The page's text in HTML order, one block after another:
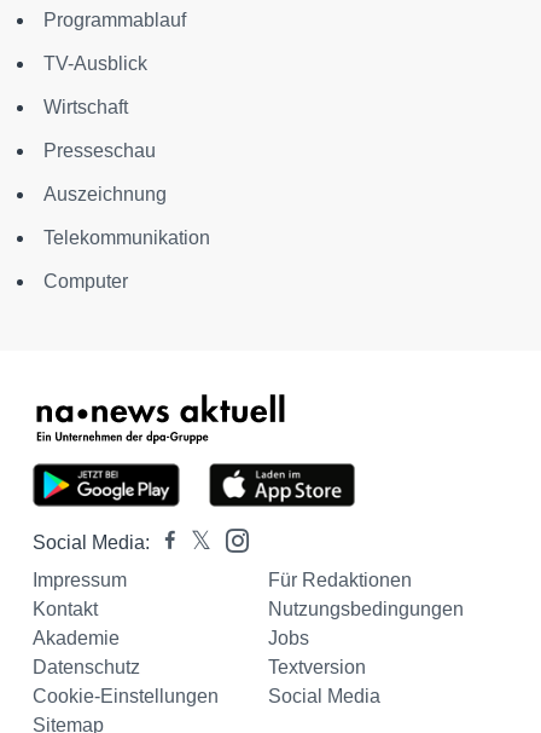
Programmablauf
TV-Ausblick
Wirtschaft
Presseschau
Auszeichnung
Telekommunikation
Computer
Social Media:
Impressum
Für Redaktionen
Kontakt
Nutzungsbedingungen
Akademie
Jobs
Datenschutz
Textversion
Cookie-Einstellungen
Social Media
Sitemap